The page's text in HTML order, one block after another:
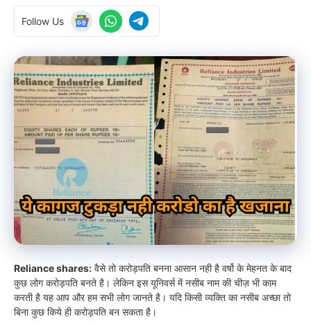
Follow Us
Reliance shares: वैसे तो करोड़पति बनना आसान नही है वर्षो के मेहनत के बाद
कुछ लोग करोड़पति बनते है। लेकिन इस यूनिवर्स में नसीब नाम की चीज़ भी काम
करती है यह आप और हम सभी लोग जानते है। यदि किसी व्यक्ति का नसीब अच्छा तो
बिना कुछ किये ही करोड़पति बन सकता है।